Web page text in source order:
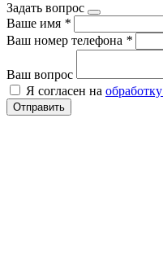
Задать вопрос
Ваше имя *
Ваш номер телефона *
Ваш вопрос
Я согласен на
Отправить